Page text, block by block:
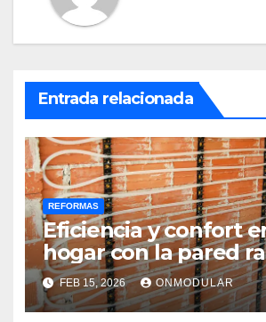
Entrada relacionada
REFORMAS
Eficiencia y confort
hogar con la pared
FEB 15, 2026 ONMODULAR